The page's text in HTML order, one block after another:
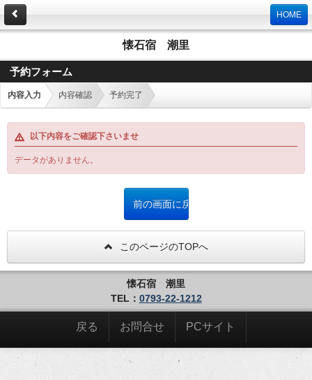
HOME
懐石宿 潮里
予約フォーム
内容入力 内容確認 予約完了
以下内容をご確認下さいませ
データがありません。
このページのTOPへ
懐石宿 潮里
TEL： 0793-22-1212
戻る お問合せ PCサイト